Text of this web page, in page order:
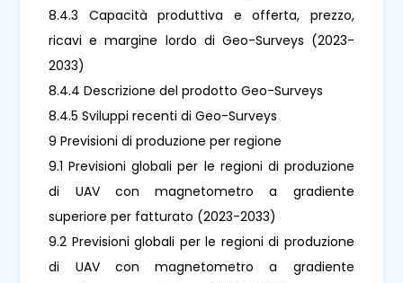
8.4.3 Capacità produttiva e offerta, prezzo,
ricavi e margine lordo di Geo-Surveys (2023-
2033)
8.4.4 Descrizione del prodotto Geo-Surveys
8.4.5 Sviluppi recenti di Geo-Surveys
9 Previsioni di produzione per regione
9.1 Previsioni globali per le regioni di produzione
di UAV con magnetometro a gradiente
superiore per fatturato (2023-2033)
9.2 Previsioni globali per le regioni di produzione
di UAV con magnetometro a gradiente